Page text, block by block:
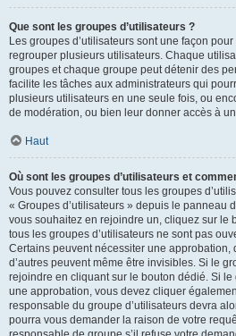
Que sont les groupes d’utilisateurs ?
Les groupes d’utilisateurs sont une façon
regrouper plusieurs utilisateurs. Chaque
groupes et chaque groupe peut détenir des
facilite les tâches aux administrateurs qui
plusieurs utilisateurs en une seule fois, ou
de modération, ou bien leur donner accès à
Haut
Où sont les groupes d’utilisateurs et
Vous pouvez consulter tous les groupes
« Groupes d’utilisateurs » depuis le panneau
vous souhaitez en rejoindre un, cliquez sur le
tous les groupes d’utilisateurs ne sont pas
Certains peuvent nécessiter une approbation,
d’autres peuvent même être invisibles. Si le
rejoindre en cliquant sur le bouton dédié. Si
une approbation, vous devez cliquer
responsable du groupe d’utilisateurs devra
pourra vous demander la raison de votre